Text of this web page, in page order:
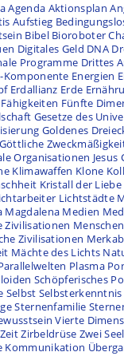
Agenda Aktionsplan
Aufstieg
Bibel Bioroboter
Digitales Geld DNA
Programme Drittes
Komponente Energien
Erdallianz Erde
Fähigkeiten Fünfte
Gesetze des
Goldenes
Göttliche
Organisationen Jesus
Klimawaffen Klone
Kristall der Liebe
Lichtstädte
Magdalena Medien
Zivilisationen
Zivilisationen
Mächte des Lichts
Plasma
Schöpferisches
Selbst Selbsterkenntnis
Sternenfamilie
Vierte
ZeitZirbeldrüse Zwei
Kommunikation